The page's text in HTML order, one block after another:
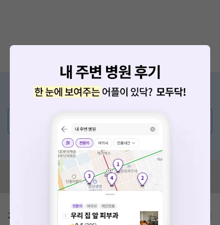
증상/치료, 궁금한 점이 있나요?
혹은, 의료상담 서비스에 다양한 게시글 보러가기
혹시 잘못된 병원정보가 있나요?
모두닥 팀에 알려주세요!
가격표 비급여/급여 진료란?